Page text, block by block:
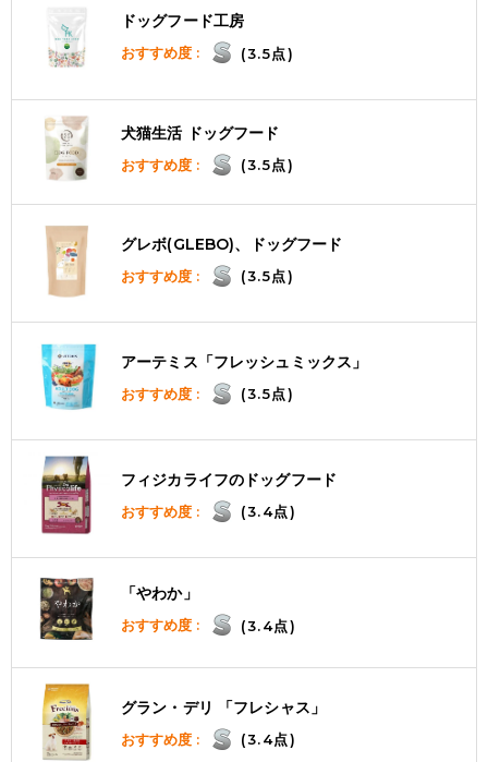
ドッグフード工房
おすすめ度 : (3.5点)
犬猫生活 ドッグフード
おすすめ度 : (3.5点)
グレボ(GLEBO)、ドッグフード
おすすめ度 : (3.5点)
アーテミス「フレッシュミックス」
おすすめ度 : (3.5点)
フィジカライフのドッグフード
おすすめ度 : (3.4点)
「やわか」
おすすめ度 : (3.4点)
グラン・デリ 「フレシャス」
おすすめ度 : (3.4点)